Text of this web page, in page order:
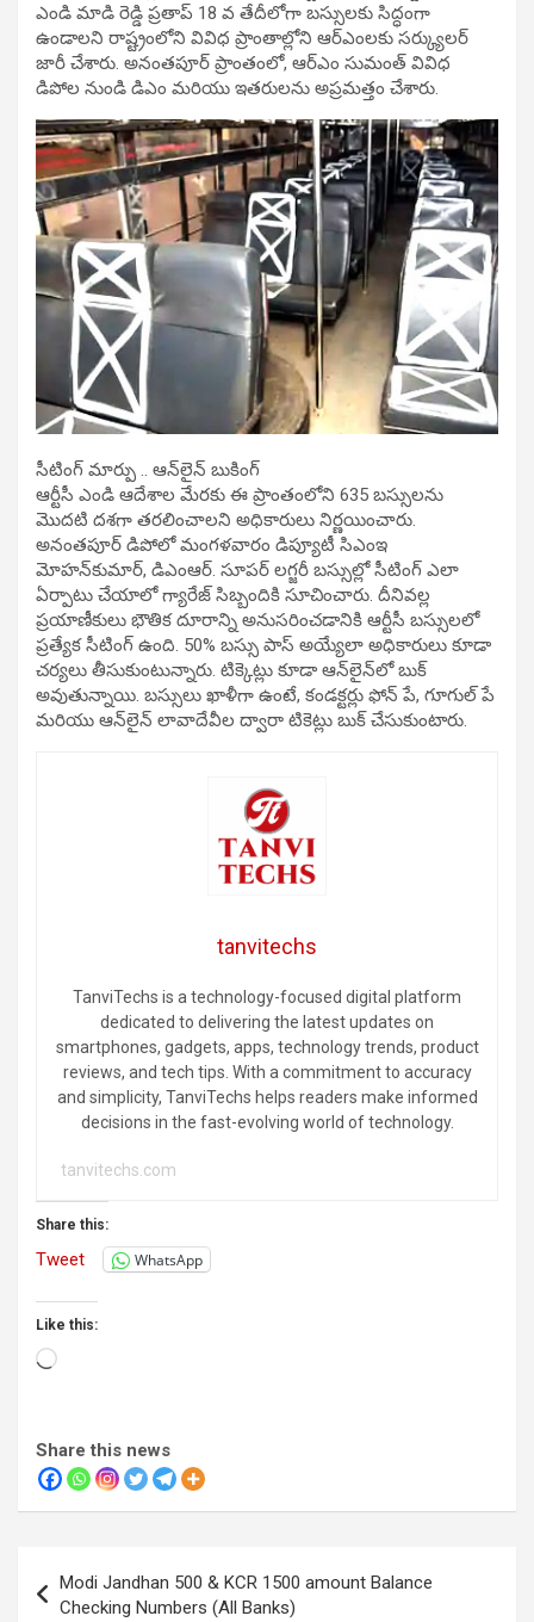
ఎండి మాడి రెడ్డి ప్రతాప్ 18 వ తేదీలోగా బస్సులకు సిద్ధంగా
ఉండాలని రాష్ట్రంలోని వివిధ ప్రాంతాల్లోని ఆర్‌ఎంలకు సర్క్యులర్
జారీ చేశారు. అనంతపూర్ ప్రాంతంలో, ఆర్‌ఎం సుమంత్ వివిధ
డిపోల నుండి డిఎం మరియు ఇతరులను అప్రమత్తం చేశారు.
సీటింగ్ మార్పు .. ఆన్‌లైన్ బుకింగ్
ఆర్టీసీ ఎండి ఆదేశాల మేరకు ఈ ప్రాంతంలోని 635 బస్సులను
మొదటి దశగా తరలించాలని అధికారులు నిర్ణయించారు.
అనంతపూర్ డిపోలో మంగళవారం డిప్యూటీ సిఎంఇ
మోహన్‌కుమార్, డిఎంఆర్. సూపర్ లగ్జరీ బస్సుల్లో సీటింగ్ ఎలా
ఏర్పాటు చేయాలో గ్యారేజ్ సిబ్బందికి సూచించారు. దీనివల్ల
ప్రయాణీకులు భౌతిక దూరాన్ని అనుసరించడానికి ఆర్టీసీ బస్సులలో
ప్రత్యేక సీటింగ్ ఉంది. 50% బస్సు పాస్ అయ్యేలా అధికారులు కూడా
చర్యలు తీసుకుంటున్నారు. టిక్కెట్లు కూడా ఆన్‌లైన్‌లో బుక్
అవుతున్నాయి. బస్సులు ఖాళీగా ఉంటే, కండక్టర్లు ఫోన్ పే, గూగుల్ పే
మరియు ఆన్‌లైన్ లావాదేవీల ద్వారా టికెట్లు బుక్ చేసుకుంటారు.
tanvitechs
TanviTechs is a technology-focused digital platform
dedicated to delivering the latest updates on
smartphones, gadgets, apps, technology trends, product
reviews, and tech tips. With a commitment to accuracy
and simplicity, TanviTechs helps readers make informed
decisions in the fast-evolving world of technology.
tanvitechs.com
Share this:
Tweet WhatsApp
Like this:
Loading…
Share this news
navigation
Modi Jandhan 500 & KCR 1500 amount Balance
Checking Numbers (All Banks)